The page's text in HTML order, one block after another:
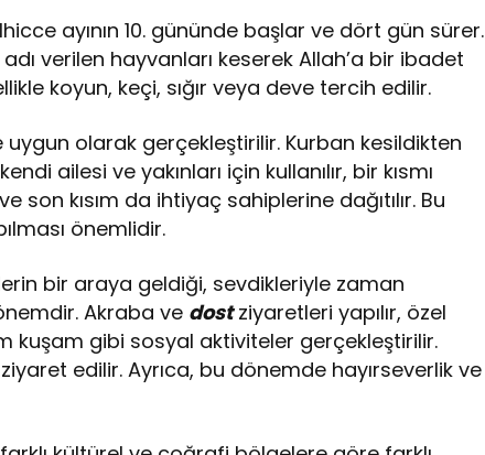
ayının 10. gününde başlar ve dört gün sürer.
verilen hayvanları keserek Allah’a bir ibadet
koyun, keçi, sığır veya deve tercih edilir.
olarak gerçekleştirilir. Kurban kesildikten
ailesi ve yakınları için kullanılır, bir kısmı
son kısım da ihtiyaç sahiplerine dağıtılır. Bu
önemlidir.
bir araya geldiği, sevdikleriyle zaman
Akraba ve dostziyaretleri yapılır, özel
kuşam gibi sosyal aktiviteler gerçekleştirilir.
edilir. Ayrıca, bu dönemde hayırseverlik ve